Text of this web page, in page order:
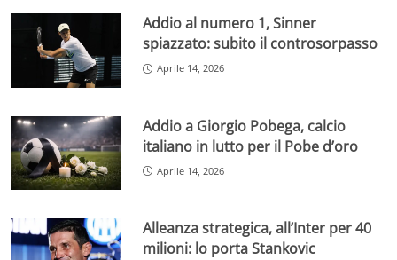
Addio al numero 1, Sinner
spiazzato: subito il controsorpasso
Aprile 14, 2026
Addio a Giorgio Pobega, calcio
italiano in lutto per il Pobe d’oro
Aprile 14, 2026
Alleanza strategica, all’Inter per 40
milioni: lo porta Stankovic